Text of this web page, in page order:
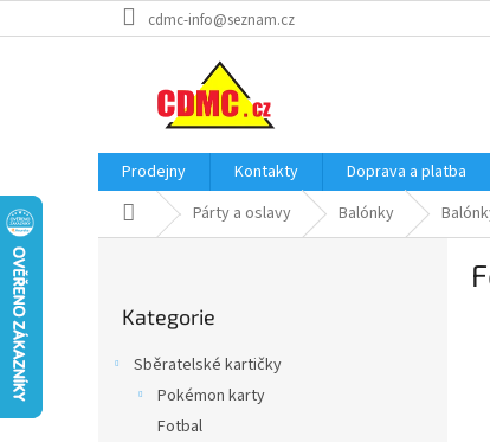
na
cdmc-info@seznam.cz
Prodejny Kontakty Doprava a platba
Domů Párty a oslavy Balónky
kategorie
Kategorie
Sběratelské kartičky
Pokémon karty
Fotbal